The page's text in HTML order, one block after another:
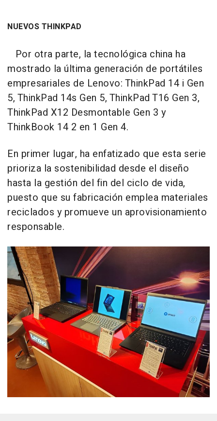
NUEVOS THINKPAD
Por otra parte, la tecnológica china ha
mostrado la última generación de portátiles
empresariales de Lenovo: ThinkPad 14 i Gen
5, ThinkPad 14s Gen 5, ThinkPad T16 Gen 3,
ThinkPad X12 Desmontable Gen 3 y
ThinkBook 14 2 en 1 Gen 4.
En primer lugar, ha enfatizado que esta serie
prioriza la sostenibilidad desde el diseño
hasta la gestión del fin del ciclo de vida,
puesto que su fabricación emplea materiales
reciclados y promueve un aprovisionamiento
responsable.